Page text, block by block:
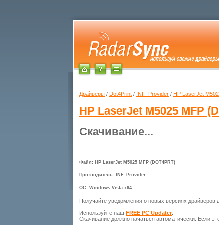
Драйверы / Dot4Print / INF_Provider / HP LaserJet
HP LaserJet M5025 MFP
Скачивание...
Файл: HP LaserJet M5025 MFP (DOT4PRT)
Прозводитель: INF_Provider
ОС: Windows Vista x64
Получайте уведомления о новых версиях драйверов
Используйте наш FREE PC Updater.
Скачивание должно начаться автоматически. Если